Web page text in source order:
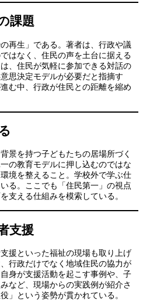
課題
再生」である。著者は、行政や議
はなく、住民の声を土台に据える
、住民が気軽に参加できる対話の
思決定モデルが必要だと指摘す
む中、行政が住民との距離を縮め
景を持つ子どもたちの居場所づく
の教育モデルに押し込むのではな
境を整えること。学校外で学ぶ仕
る。ここでも「住民第一」の視点
支える仕組みを模索している。
支援
援といった福祉の現場も取り上げ
行政だけでなく地域住民の協力が
身が支援活動を起こす事例や、子
など、現場からの実践例が紹介さ
」という姿勢が貫かれている。